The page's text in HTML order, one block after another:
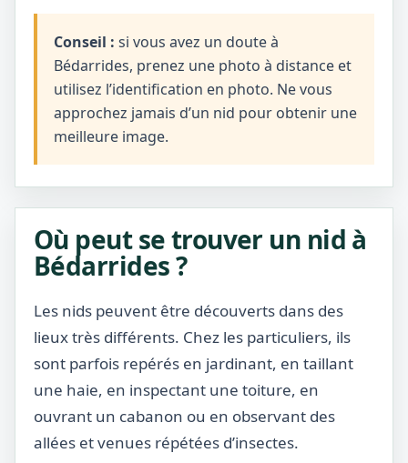
Conseil : si vous avez un doute à
Bédarrides, prenez une photo à distance et
utilisez l’identification en photo. Ne vous
approchez jamais d’un nid pour obtenir une
meilleure image.
Où peut se trouver un nid à
Bédarrides ?
Les nids peuvent être découverts dans des
lieux très différents. Chez les particuliers, ils
sont parfois repérés en jardinant, en taillant
une haie, en inspectant une toiture, en
ouvrant un cabanon ou en observant des
allées et venues répétées d’insectes.